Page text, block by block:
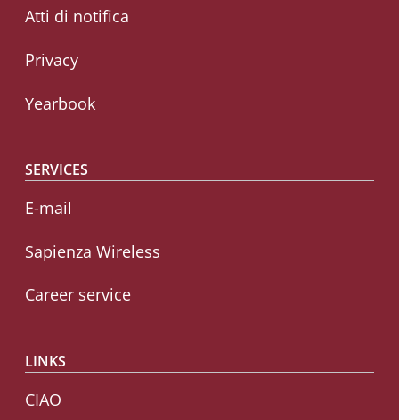
Atti di notifica
Privacy
Yearbook
SERVICES
E-mail
Sapienza Wireless
Career service
LINKS
CIAO